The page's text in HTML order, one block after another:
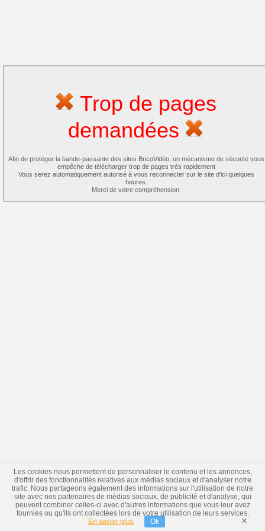
Trop de pages
demandées
Afin de protéger la bande-passante des sites BricoVidéo, un mécanisme de sécurité vous
empêche de télécharger trop de pages très rapidement
Vous serez automatiquement autorisé à vous reconnecter sur le site d'ici quelques
heures.
Merci de votre compréhension.
Les cookies nous permettent de personnaliser le contenu et les annonces,
d'offrir des fonctionnalités relatives aux médias sociaux et d'analyser notre
trafic. Nous partageons également des informations sur l'utilisation de notre
site avec nos partenaires de médias sociaux, de publicité et d'analyse, qui
peuvent combiner celles-ci avec d'autres informations que vous leur avez
fournies ou qu'ils ont collectées lors de votre utilisation de leurs services.
En savoir plus
Ok ×